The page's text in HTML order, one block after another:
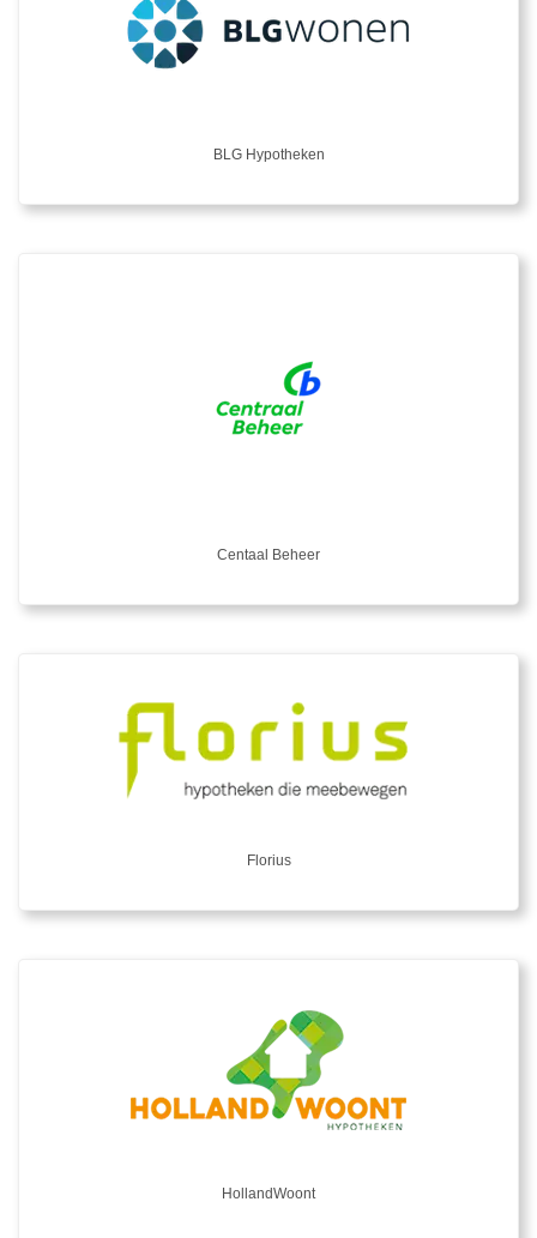
BLG Hypotheken
Centaal Beheer
Florius
HollandWoont